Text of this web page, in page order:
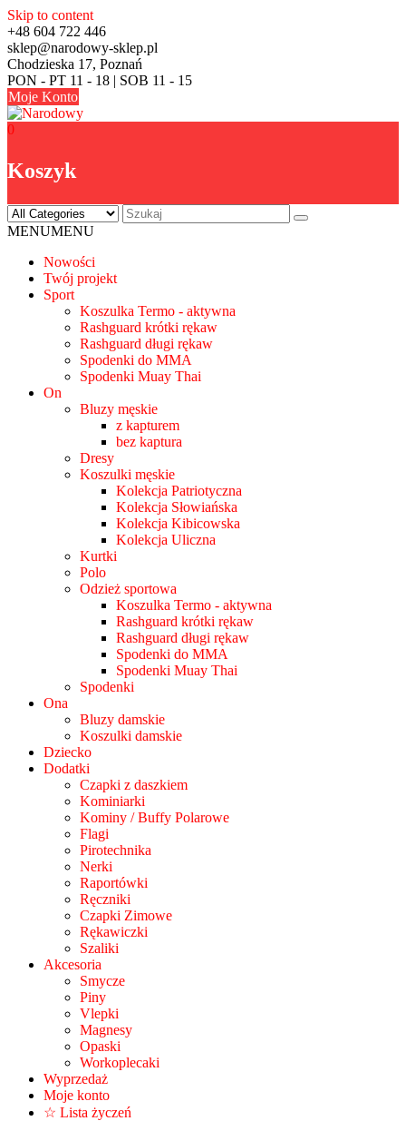
Skip to content
+48 604 722 446
sklep@narodowy-sklep.pl
Chodzieska 17, Poznań
PON - PT 11 - 18 | SOB 11 - 15
Moje Konto
0
Koszyk
MENUMENU
Nowości
Twój projekt
Sport
Koszulka Termo - aktywna
Rashguard krótki rękaw
Rashguard długi rękaw
Spodenki do MMA
Spodenki Muay Thai
On
Bluzy męskie
z kapturem
bez kaptura
Dresy
Koszulki męskie
Kolekcja Patriotyczna
Kolekcja Słowiańska
Kolekcja Kibicowska
Kolekcja Uliczna
Kurtki
Polo
Odzież sportowa
Koszulka Termo - aktywna
Rashguard krótki rękaw
Rashguard długi rękaw
Spodenki do MMA
Spodenki Muay Thai
Spodenki
Ona
Bluzy damskie
Koszulki damskie
Dziecko
Dodatki
Czapki z daszkiem
Kominiarki
Kominy / Buffy Polarowe
Flagi
Pirotechnika
Nerki
Raportówki
Ręczniki
Czapki Zimowe
Rękawiczki
Szaliki
Akcesoria
Smycze
Piny
Vlepki
Magnesy
Opaski
Workoplecaki
Wyprzedaż
Moje konto
☆ Lista życzeń